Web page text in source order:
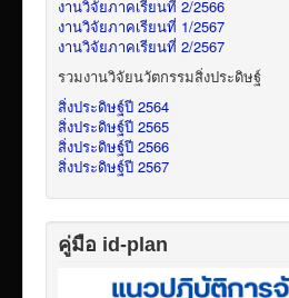
งานวิจัยภาคเรียนที่ 2/2566
งานวิจัยภาคเรียนที่ 1/2567
งานวิจัยภาคเรียนที่ 2/2567
รวมงานวิจัยนวัตกรรมสิ่งประดิษฐ์
สิ่งประดิษฐ์ปี 2564
สิ่งประดิษฐ์ปี 2565
สิ่งประดิษฐ์ปี 2566
สิ่งประดิษฐ์ปี 2567
คู่มือ id-plan